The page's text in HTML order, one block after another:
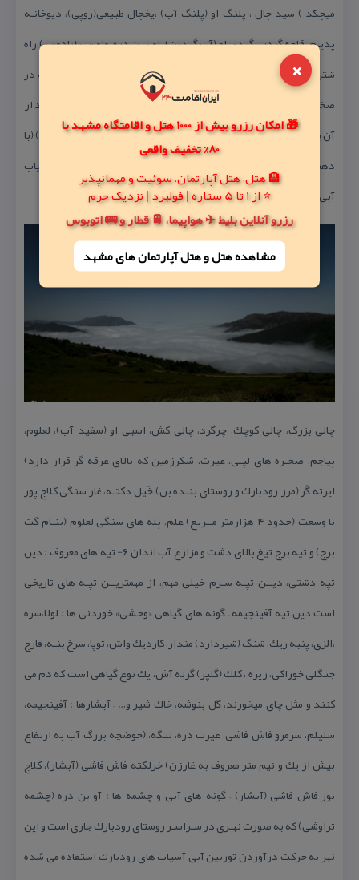
×
🎁 امکان رزرو بیش از 1000 هتل و اقامتگاه مشهد با
80% تخفیف واقعی
🏨 هتل، هتل آپارتمان، سوئیت و مهمانپذیر
⭐ از 1 تا 5 ستاره | فولبرد | نزدیک حرم
رزرو آنلاین بلیط ✈️ هواپیما، 🚆 قطار و 🚌 اتوبوس
مشاهده هتل و هتل‌ آپارتمان های مشهد
میچكد ) سید چال ، پلنگ او (پلنگ آب) ،یخچال طبیعی(روپی)، دیوخانـه
پدیـم، قلعه گردن، گندی او (آب گندین)، او بــن دره، واوســر(بادوسر) راه
شتررو از كله تالعلوم (كه آثارش نیز موجود است) لیكادوی چكل تنگه در
صخره مرتفع سوراخی بشكل قلب ایجاد شده است كه شتر با بار میتواند از
آن بگذرد این سوراخ از دور بشكل قلب می باشد. چاه لعلوم (چاه سنگی) (با
دهنـه ۳ متـر و حدود ۱۵ متر ارتفاع دارد) چاه خانی علم (چاخمره) آسیاب
آبی ( در محله رودبارك) (چارنـو كـه دارای آب سرد است.
چالی بزرگ، چالی كوچك، چرگرد، چالی كش، اسبی او (سفید آب)، لعلوم،
پیاجم، صخـره های لپـی، عیرت، شكرزمین كه بالای عرقه گر قرار دارد)
ایرته گَر (مرز رودبارك و روستای بنـده بن) خَیل دكتـه، غار سنگی كلاج پور
با وسعت (حدود ۴ هزارمتر مــربع) علم، پله های سنگی لعلوم (بنـام گت
برج) و تپه برج تیغ بالای دشت و مزارع آب اندان ۶- تپه های معروف : دین
تپه دشتی، دیــن تپـه سـرم خیلی مهم، از مهمتریــن تپـه های تاریخی
است دین تپه آفینجیمه – گونه های گیاهی «وحشی» خوردنی ها : لولا،سره
،الزی، پنبه ریك، شنگ (شیردارد) مندار، كاردیك واش، توپا، سرخ بنـه، قارچ
جنگلی خوراكی، زیره ، كلك (گلپر) گزنه آش، یك نوع گیاهی است كه دم می
كنند و مثل چای میخورند، گل بنوشه، خاك شیر و… – آبشارها : آفینجیمه،
سلیلم، سرمرو فاش فاشی، عیرت دره، تنگه، (حوضچه بزرگ آب به ارتفاع
بیش از یك و نیم متر معروف به غارزن) خرلَكته فاش فاشی (آبشار)، كلاج
بور فاش فاشی (آبشار) – گونه های آبی و چشمه ها : آو بن دره (چشمه
تراوشی) كه به صورت نهـری در سـراسـر روستای رودبارك جاری است و این
نهر به حركت درآوردن توربین آبی آسیاب های رودبارك استفاده می شده